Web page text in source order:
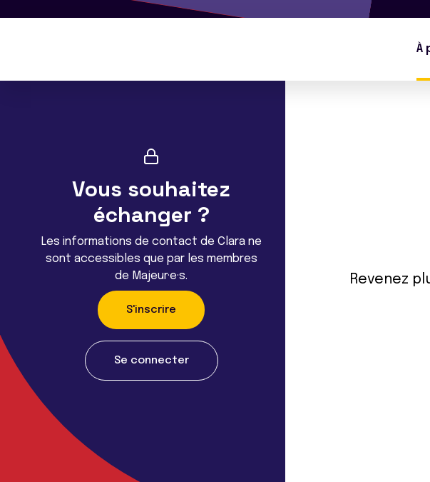
À
Vous souhaitez
échanger ?
Les informations de contact de Clara ne
sont accessibles que par les membres
de Majeur·e·s.
S'inscrire
Se connecter
Revenez